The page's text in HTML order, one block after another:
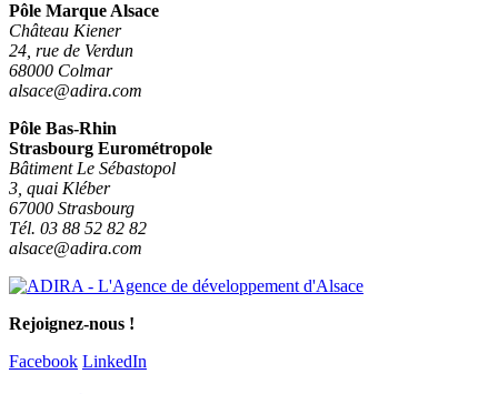
Pôle Marque Alsace
Château Kiener
24, rue de Verdun
68000 Colmar
alsace@adira.com
Pôle Bas-Rhin
Strasbourg Eurométropole
Bâtiment Le Sébastopol
3, quai Kléber
67000 Strasbourg
Tél. 03 88 52 82 82
alsace@adira.com
Rejoignez-nous !
Facebook LinkedIn